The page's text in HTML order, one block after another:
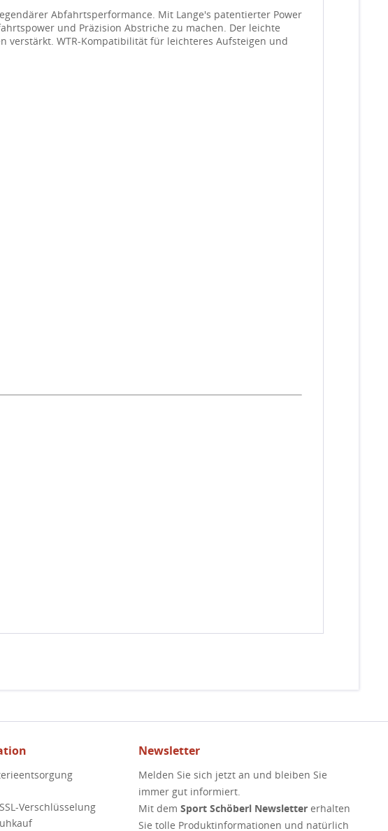
Abfahrtsperformance. Mit Lange's patentierter Power
und Präzision Abstriche zu machen. Der leichte
verstärkt. WTR-Kompatibilität für leichteres Aufsteigen und
Verschlüsselung
Newsletter
Melden Sie sich jetzt an und bleiben Sie
immer gut informiert.
Mit dem Sport Schöberl Newsletter erhalten
Sie tolle Produktinformationen und natürlich